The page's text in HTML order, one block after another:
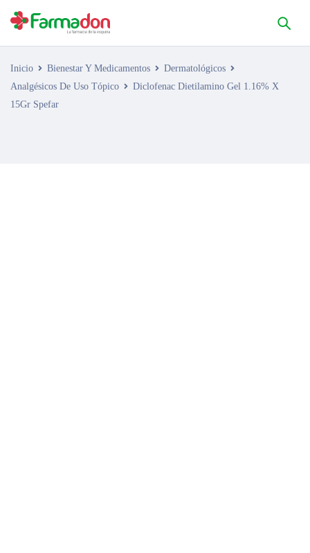
Inicio Bienestar Y Medicamentos
Dermatológicos
Analgésicos De Uso Tópico
Diclofenac Dietilamino Gel 1.16% X
15Gr Spefar